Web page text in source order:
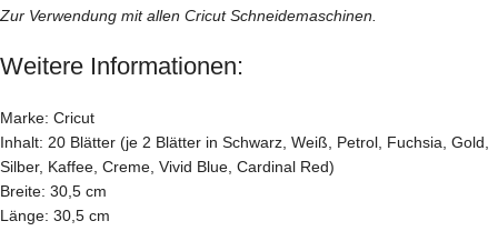
Zur Verwendung mit allen Cricut Schneidemaschinen.
Weitere Informationen:
Marke: Cricut
Inhalt: 20 Blätter (je 2 Blätter in Schwarz, Weiß, Petrol, Fuchsia, Gold,
Silber, Kaffee, Creme, Vivid Blue, Cardinal Red)
Breite: 30,5 cm
Länge: 30,5 cm